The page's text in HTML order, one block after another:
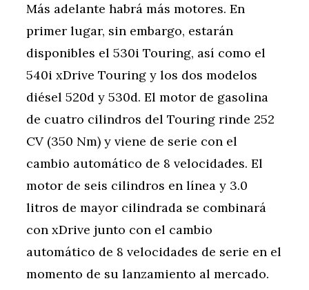
Más adelante habrá más motores. En
primer lugar, sin embargo, estarán
disponibles el 530i Touring, así como el
540i xDrive Touring y los dos modelos
diésel 520d y 530d. El motor de gasolina
de cuatro cilindros del Touring rinde 252
CV (350 Nm) y viene de serie con el
cambio automático de 8 velocidades. El
motor de seis cilindros en línea y 3.0
litros de mayor cilindrada se combinará
con xDrive junto con el cambio
automático de 8 velocidades de serie en el
momento de su lanzamiento al mercado.